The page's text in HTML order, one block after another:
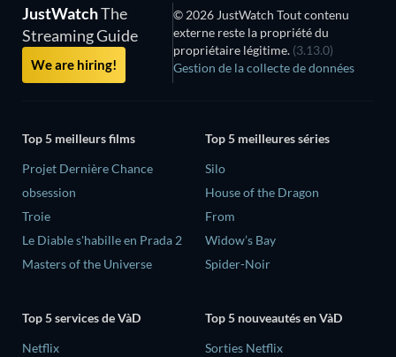
JustWatchThe
Streaming Guide
We are hiring!
© 2026 JustWatch Tout contenu
externe reste la propriété du
propriétaire légitime. (3.13.0)
Gestion de la collecte de données
Top 5 meilleurs films
Projet Dernière Chance
obsession
Troie
Le Diable s'habille en Prada 2
Masters of the Universe
Top 5 meilleures séries
Silo
House of the Dragon
From
Widow’s Bay
Spider-Noir
Top 5 services de VàD
Netflix
Top 5 nouveautés en VàD
Sorties Netflix